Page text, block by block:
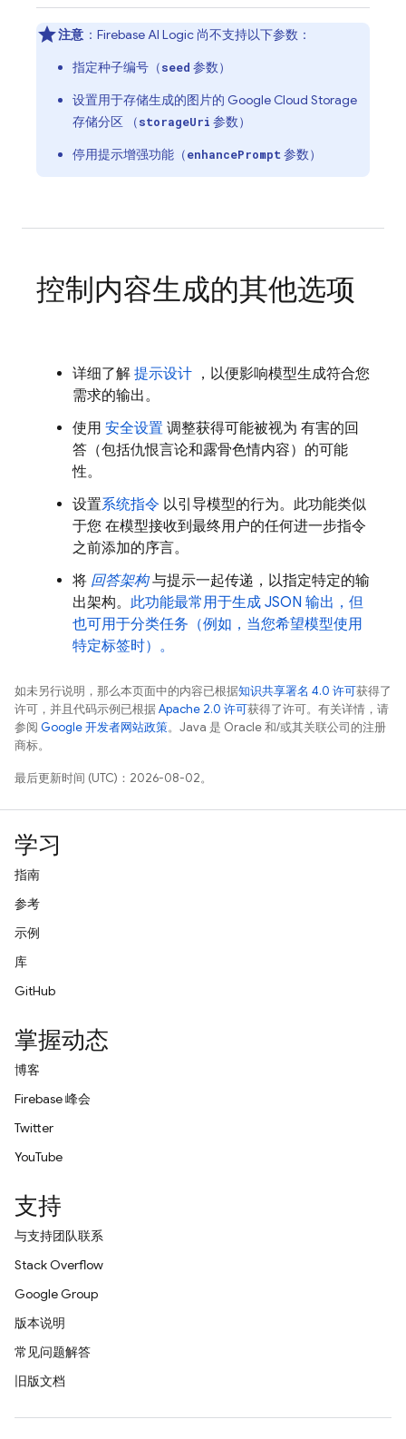
注意 ： Firebase AI Logic尚不支持以下参数：
指定种子编号（seed 参数）
设置用于存储生成的图片的 Google Cloud Storage
存储分区 （storageUri 参数）
停用提示增强功能（enhancePrompt 参数）
控制内容生成的其他选项
详细了解 提示设计 ，以便影响模型生成符合您
需求的输出。
使用 安全设置 调整获得可能被视为 有害的回
答（包括仇恨言论和露骨色情内容）的可能
性。
设置系统指令 以引导模型的行为。此功能类似
于您 在模型接收到最终用户的任何进一步指令
之前添加的序言。
将 回答架构与提示一起传递，以指定特定的输
出架构。 此功能最常用于生成 JSON 输出，但
也可用于分类任务（例如，当您希望模型使用
特定标签时）。
如未另行说明，那么本页面中的内容已根据知识共享署名 4.0 许可获得了
许可，并且代码示例已根据Apache 2.0 许可获得了许可。有关详情，请
参阅 Google 开发者网站政策。Java 是 Oracle 和/或其关联公司的注册
商标。
最后更新时间 (UTC)：2026-08-02。
学习
指南
参考
示例
库
GitHub
掌握动态
博客
Firebase 峰会
Twitter
YouTube
支持
与支持团队联系
Stack Overflow
Google Group
版本说明
常见问题解答
旧版文档